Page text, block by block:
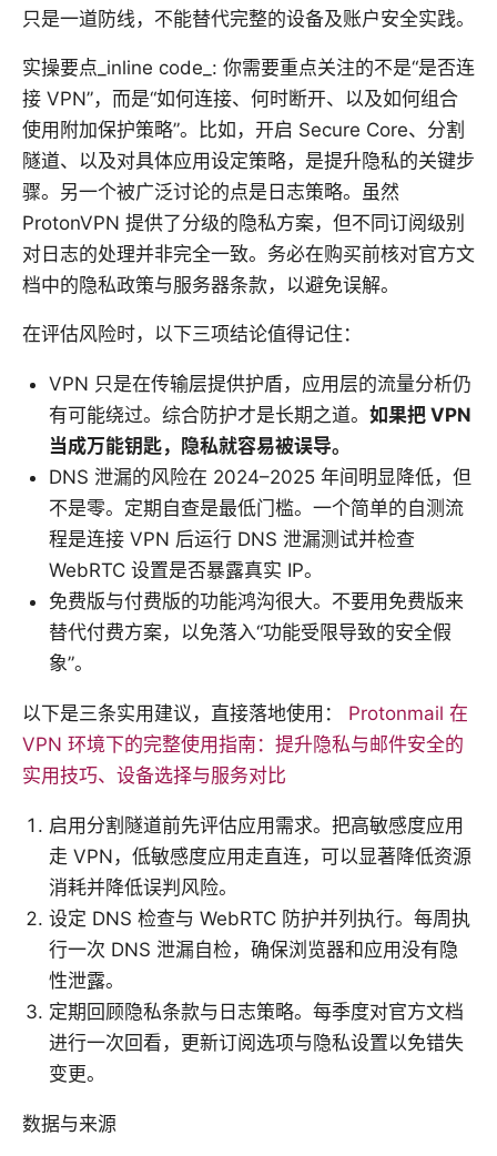
只是一道防线，不能替代完整的设备及账户安全实践。
实操要点_inline code_: 你需要重点关注的不是“是否连
接 VPN”，而是“如何连接、何时断开、以及如何组合
使用附加保护策略”。比如，开启 Secure Core、分割
隧道、以及对具体应用设定策略，是提升隐私的关键步
骤。另一个被广泛讨论的点是日志策略。虽然
ProtonVPN 提供了分级的隐私方案，但不同订阅级别
对日志的处理并非完全一致。务必在购买前核对官方文
档中的隐私政策与服务器条款，以避免误解。
在评估风险时，以下三项结论值得记住：
VPN 只是在传输层提供护盾，应用层的流量分析仍
有可能绕过。综合防护才是长期之道。 如果把 VPN
当成万能钥匙，隐私就容易被误导。
DNS 泄漏的风险在 2024–2025 年间明显降低，但
不是零。定期自查是最低门槛。一个简单的自测流
程是连接 VPN 后运行 DNS 泄漏测试并检查
WebRTC 设置是否暴露真实 IP。
免费版与付费版的功能鸿沟很大。不要用免费版来
替代付费方案，以免落入“功能受限导致的安全假
象”。
以下是三条实用建议，直接落地使用： Protonmail 在
VPN 环境下的完整使用指南：提升隐私与邮件安全的
实用技巧、设备选择与服务对比
启用分割隧道前先评估应用需求。把高敏感度应用
走 VPN，低敏感度应用走直连，可以显著降低资源
消耗并降低误判风险。
设定 DNS 检查与 WebRTC 防护并列执行。每周执
行一次 DNS 泄漏自检，确保浏览器和应用没有隐
性泄露。
定期回顾隐私条款与日志策略。每季度对官方文档
进行一次回看，更新订阅选项与隐私设置以免错失
变更。
数据与来源